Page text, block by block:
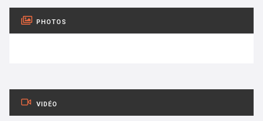
PHOTOS
VIDÉO